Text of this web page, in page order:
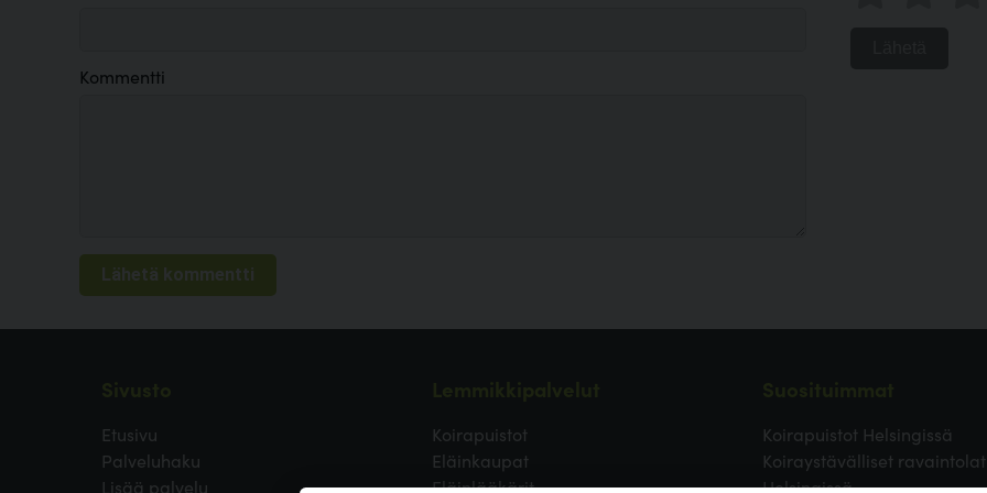
Kommentti
Etusivu
Palveluhaku
Lisää palvelu
Koirapuistot
Eläinkaupat
Eläinlääkärit
Koirapuistot Helsingissä
Koiraystävälliset ravaintolat
Helsingissä